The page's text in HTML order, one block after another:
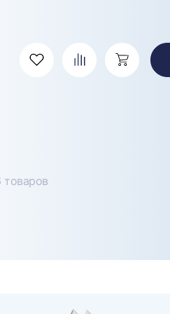
Избранное СравнениеКорзина
товаров